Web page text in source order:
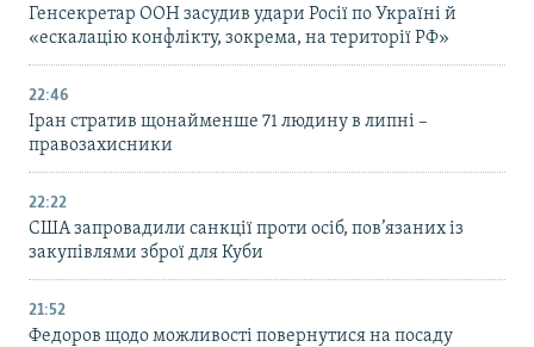
Генсекретар ООН засудив удари Росії по Україні й
«ескалацію конфлікту, зокрема, на території РФ»
22:46
Іран стратив щонайменше 71 людину в липні –
правозахисники
22:22
США запровадили санкції проти осіб, пов’язаних із
закупівлями зброї для Куби
21:52
Федоров щодо можливості повернутися на посаду